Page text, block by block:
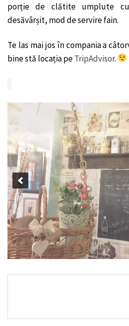
porție de clătite umplute
desăvârșit, mod de servire fain.
Te las mai jos în compania a
bine stă locația peTripAdvisor.